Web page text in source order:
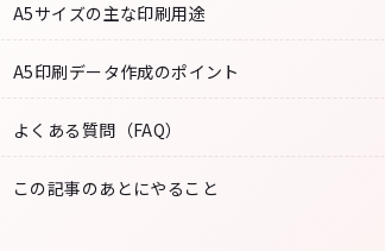
A5サイズの主な印刷用途
A5印刷データ作成のポイント
よくある質問（FAQ）
この記事のあとにやること